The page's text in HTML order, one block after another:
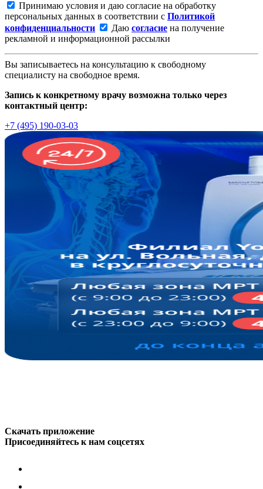
Принимаю условия и даю согласие на обработку
персональных данных в соответствии с Политикой
конфиденциальности
Даю согласие на получение
рекламной и информационной рассылки
Вы записываетесь на консультацию к свободному
специалисту на свободное время.
Запись к конкретному врачу возможна только через
контактный центр:
+7 (495) 190-03-03
Скачать приложение
Присоединяйтесь к нам соцсетях